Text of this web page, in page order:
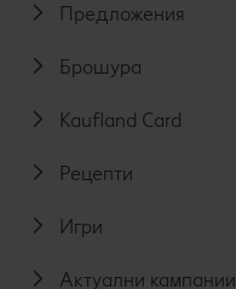
Предложения
Брошура
Kaufland Card
Рецепти
Игри
Актуални кампании